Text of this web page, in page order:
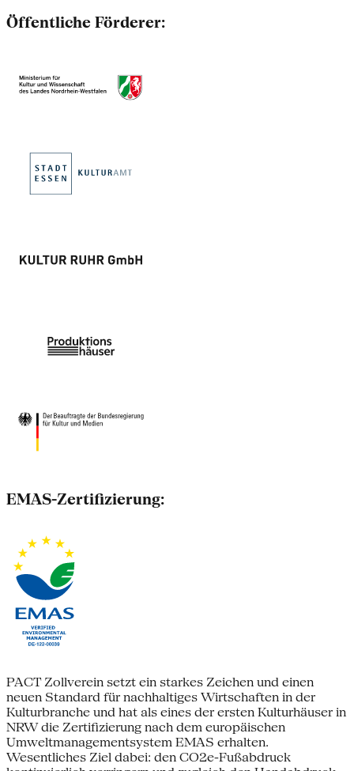
Öffentliche Förderer:
EMAS-Zertifizierung:
PACT Zollverein setzt ein starkes Zeichen und einen
neuen Standard für nachhaltiges Wirtschaften in der
Kulturbranche und hat als eines der ersten Kulturhäuser in
NRW die Zertifizierung nach dem europäischen
Umweltmanagementsystem EMAS erhalten.
Wesentliches Ziel dabei: den CO2e-Fußabdruck